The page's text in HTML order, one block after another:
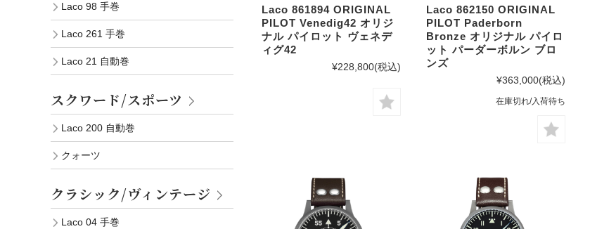
Laco 861894 ORIGINAL
PILOT Venedig42 オリジ
ナル パイロット ヴェネデ
ィグ42
¥228,800(税込)
Laco 862150 ORIGINAL
PILOT Paderborn
Bronze オリジナル パイロ
ット パーダーボルン ブロ
ンズ
¥363,000(税込)
在庫切れ/入荷待ち
Laco 98 手巻
Laco 261 手巻
Laco 21 自動巻
スクワード/スポーツ
Laco 200 自動巻
クォーツ
クラシック/ヴィンテージ
Laco 04 手巻